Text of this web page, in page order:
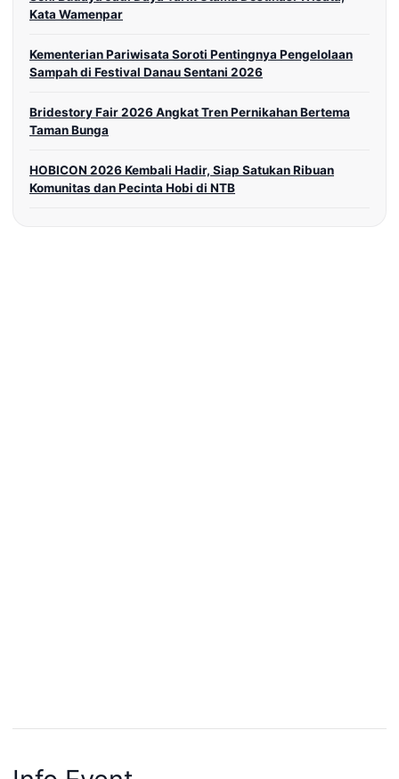
Kata Wamenpar
Kementerian Pariwisata Soroti Pentingnya Pengelolaan
Sampah di Festival Danau Sentani 2026
Bridestory Fair 2026 Angkat Tren Pernikahan Bertema
Taman Bunga
HOBICON 2026 Kembali Hadir, Siap Satukan Ribuan
Komunitas dan Pecinta Hobi di NTB